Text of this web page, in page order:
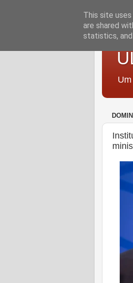
This site
are shared
statistics,